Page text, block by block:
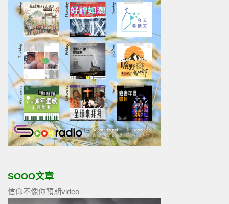
SOOO文章
信仰不像你預期video